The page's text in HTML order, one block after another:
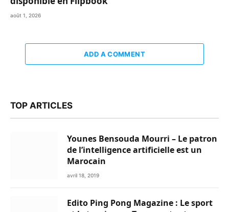
août 1, 2026
ADD A COMMENT
TOP ARTICLES
Younes Bensouda Mourri – Le patron
de l’intelligence artificielle est un
Marocain
avril 18, 2019
Edito Ping Pong Magazine : Le sport